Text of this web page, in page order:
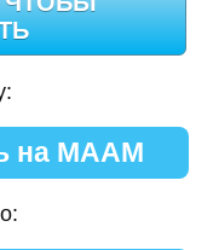
на МААМ